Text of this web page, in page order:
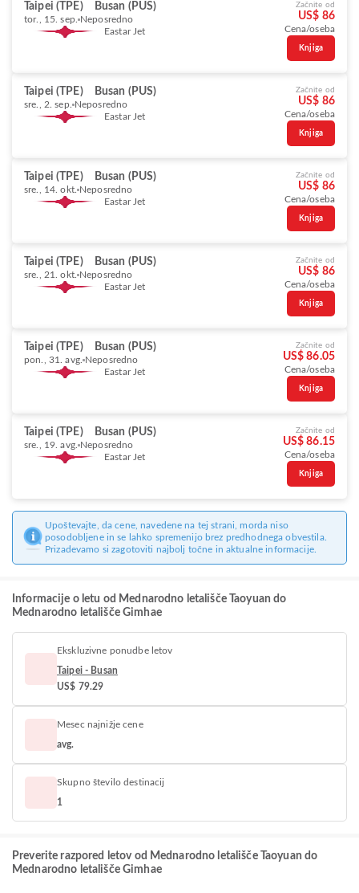
Taipei (TPE) Busan (PUS)
tor., 15. sep. Neposredno
Eastar Jet
Začnite od
US$ 86
Cena/oseba
Knjiga
Taipei (TPE) Busan (PUS)
sre., 2. sep. Neposredno
Eastar Jet
Začnite od
US$ 86
Cena/oseba
Knjiga
Taipei (TPE) Busan (PUS)
sre., 14. okt. Neposredno
Eastar Jet
Začnite od
US$ 86
Cena/oseba
Knjiga
Taipei (TPE) Busan (PUS)
sre., 21. okt. Neposredno
Eastar Jet
Začnite od
US$ 86
Cena/oseba
Knjiga
Taipei (TPE) Busan (PUS)
pon., 31. avg. Neposredno
Eastar Jet
Začnite od
US$ 86.05
Cena/oseba
Knjiga
Taipei (TPE) Busan (PUS)
sre., 19. avg. Neposredno
Eastar Jet
Začnite od
US$ 86.15
Cena/oseba
Knjiga
Upoštevajte, da cene, navedene na tej strani, morda niso
posodobljene in se lahko spremenijo brez predhodnega obvestila.
Prizadevamo si zagotoviti najbolj točne in aktualne informacije.
Informacije o letu od Mednarodno letališče Taoyuan do
Mednarodno letališče Gimhae
Ekskluzivne ponudbe letov
Taipei - Busan
US$ 79.29
Mesec najnižje cene
avg.
Skupno število destinacij
1
Preverite razpored letov od Mednarodno letališče Taoyuan do
Mednarodno letališče Gimhae